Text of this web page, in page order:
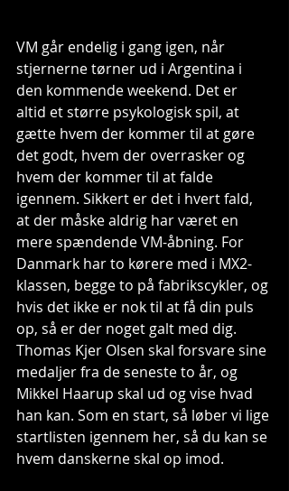
VM går endelig i gang igen, når
stjernerne tørner ud i Argentina i
den kommende weekend. Det er
altid et større psykologisk spil, at
gætte hvem der kommer til at gøre
det godt, hvem der overrasker og
hvem der kommer til at falde
igennem. Sikkert er det i hvert fald,
at der måske aldrig har været en
mere spændende VM-åbning. For
Danmark har to kørere med i MX2-
klassen, begge to på fabrikscykler, og
hvis det ikke er nok til at få din puls
op, så er der noget galt med dig.
Thomas Kjer Olsen skal forsvare sine
medaljer fra de seneste to år, og
Mikkel Haarup skal ud og vise hvad
han kan. Som en start, så løber vi lige
startlisten igennem her, så du kan se
hvem danskerne skal op imod.